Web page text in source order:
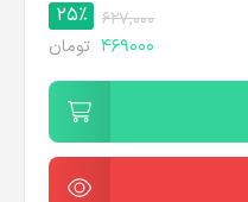
627,000
25%
469000 تومان